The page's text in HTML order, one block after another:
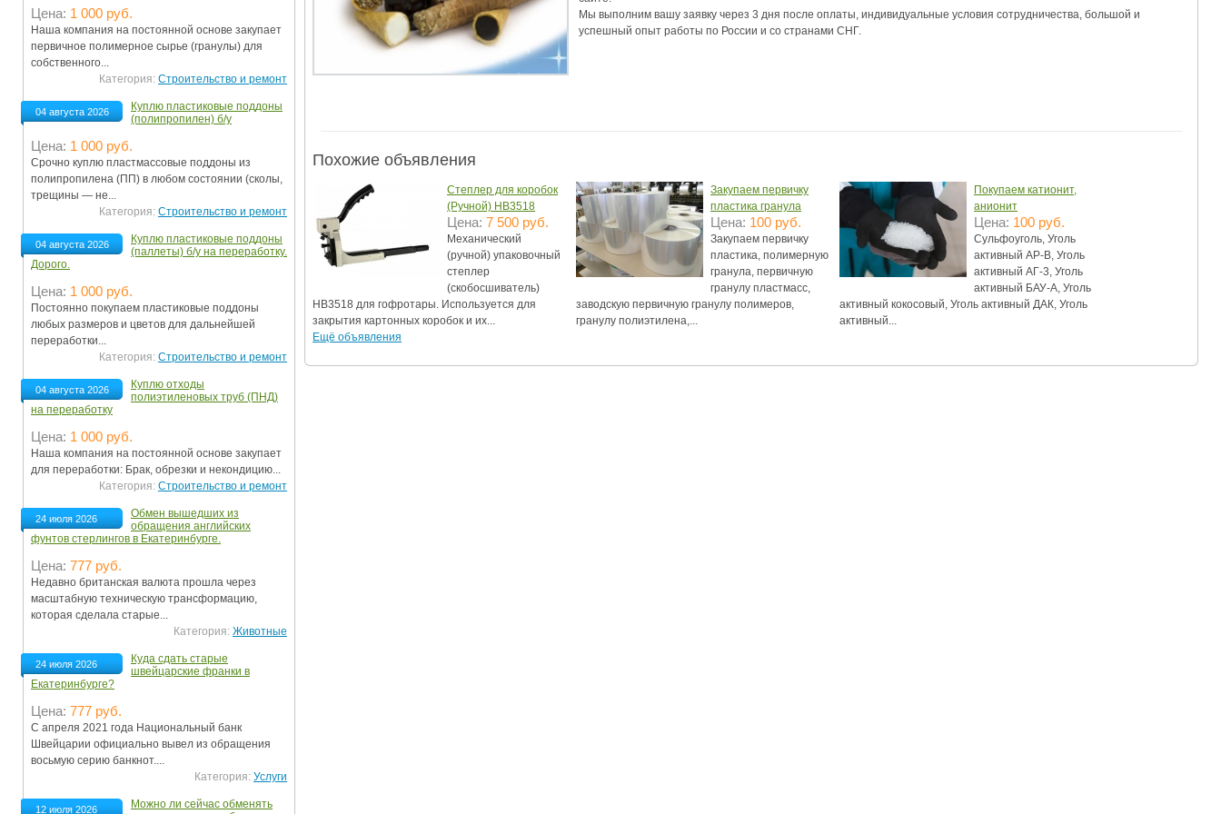
Ограничения движения транспорта на майские праздники 2014
Электронные транспортные карты
Мы выполним вашу заявку через 3 дня после оплаты, индивидуальные условия сотрудничества, большой и
Похожие объявления
Степлер для коробок
(Ручной) HB3518
Цена: 7 500 руб.
Механический
(ручной) упаковочный
степлер
(скобосшиватель)
HB3518 для гофротары. Используется для
закрытия картонных коробок и их...
Закупаем первичку
пластика гранула
Цена: 100 руб.
Закупаем первичку
пластика, полимерную
гранула, первичную
гранулу пластмасс,
заводскую первичную гранулу полимеров,
гранулу полиэтилена,...
Покупаем катионит,
анионит
Цена: 100 руб.
Сульфоуголь, Уголь
активный АР-В, Уголь
активный АГ-3, Уголь
активный БАУ-А, Уголь
активный кокосовый, Уголь активный ДАК, Уголь
активный...
Ещё объявления
Цена: 1 000 руб.
Наша компания на постоянной основе закупает
первичное полимерное сырье (гранулы) для
собственного...
Категория: Строительство и ремонт
04 августа 2026
Куплю пластиковые поддоны
(полипропилен) б/у
Цена: 1 000 руб.
Срочно куплю пластмассовые поддоны из
полипропилена (ПП) в любом состоянии (сколы,
трещины — не...
Категория: Строительство и ремонт
04 августа 2026
Куплю пластиковые поддоны
(паллеты) б/у на переработку.
Дорого.
Цена: 1 000 руб.
Постоянно покупаем пластиковые поддоны
любых размеров и цветов для дальнейшей
переработки...
Категория: Строительство и ремонт
04 августа 2026
Куплю отходы
полиэтиленовых труб (ПНД)
на переработку
Цена: 1 000 руб.
Наша компания на постоянной основе закупает
для переработки: Брак, обрезки и некондицию...
Категория: Строительство и ремонт
24 июля 2026
Обмен вышедших из
обращения английских
фунтов стерлингов в Екатеринбурге.
Цена: 777 руб.
Недавно британская валюта прошла через
масштабную техническую трансформацию,
которая сделала старые...
Категория: Животные
24 июля 2026
Куда сдать старые
швейцарские франки в
Екатеринбурге?
Цена: 777 руб.
С апреля 2021 года Национальный банк
Швейцарии официально вывел из обращения
восьмую серию банкнот....
Категория: Услуги
12 июля 2026
Можно ли сейчас обменять